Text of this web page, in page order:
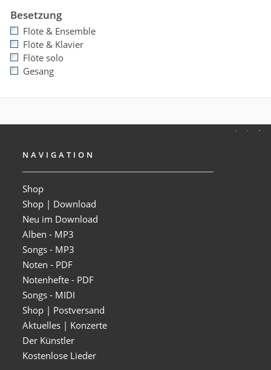
Besetzung
Flöte & Ensemble
Flöte & Klavier
Flöte solo
Gesang
NAVIGATION
Shop
Shop | Download
Neu im Download
Alben - MP3
Songs - MP3
Noten - PDF
Notenhefte - PDF
Songs - MIDI
Shop | Postversand
Aktuelles | Konzerte
Der Künstler
Kostenlose Lieder